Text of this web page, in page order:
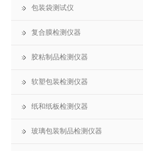
包装袋测试仪
复合膜检测仪器
胶粘制品检测仪器
软塑包装检测仪器
纸和纸板检测仪器
玻璃包装制品检测仪器